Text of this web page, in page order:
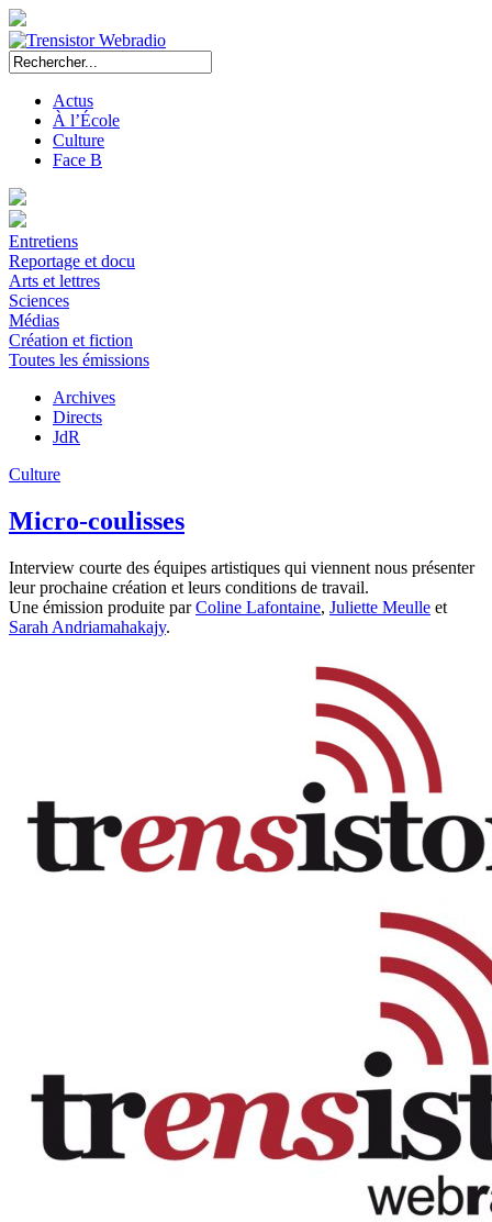
Actus
À l’École
Culture
Face B
Entretiens
Reportage et docu
Arts et lettres
Sciences
Médias
Création et fiction
Toutes les émissions
Archives
Directs
JdR
Culture
Micro-coulisses
Interview courte des équipes artistiques qui viennent nous présenter
leur prochaine création et leurs conditions de travail.
Une émission produite parColine Lafontaine, Juliette Meulle et
Sarah Andriamahakajy.